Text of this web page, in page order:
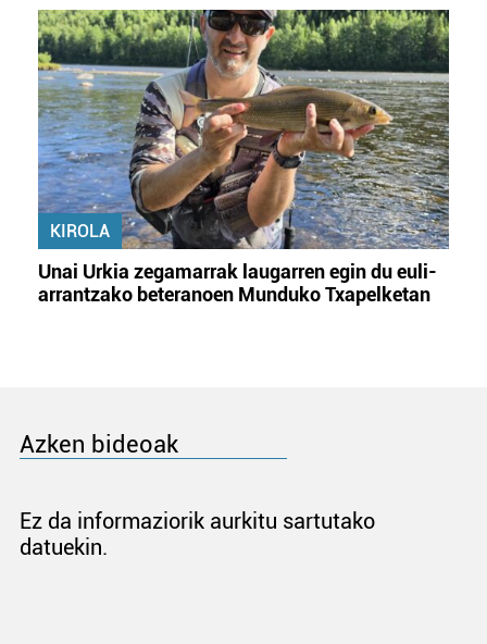
KIROLA
Unai Urkia zegamarrak laugarren egin du euli-
arrantzako beteranoen Munduko Txapelketan
Azken bideoak
Ez da informaziorik aurkitu sartutako
datuekin.